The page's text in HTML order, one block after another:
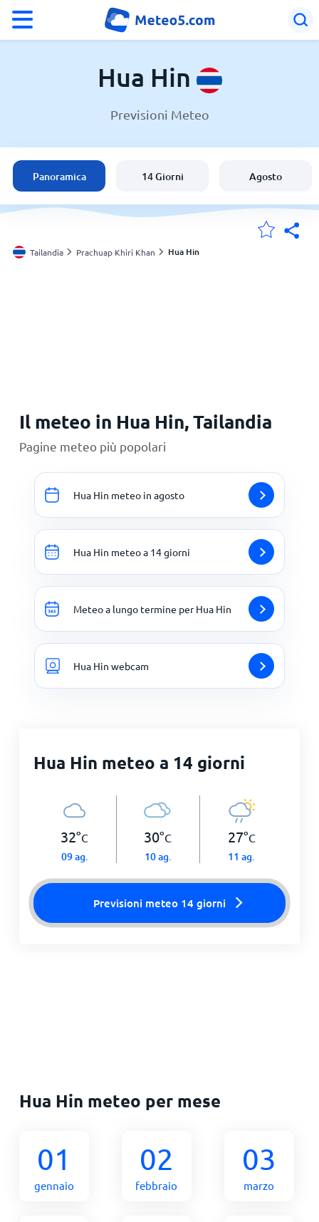
Tailandia
Italia
Svizzera
Hua Hin
Previsioni Meteo
Panoramica 14 Giorni Agosto
Tailandia Prachuap Khiri Khan Hua Hin
Il meteo in Hua Hin, Tailandia
Pagine meteo più popolari
Hua Hin meteo in agosto
Hua Hin meteo a 14 giorni
Meteo a lungo termine per Hua Hin
Hua Hin webcam
Hua Hin meteo a 14 giorni
32°C
09 ag.
30°C
10 ag.
27°C
11 ag.
Previsioni meteo 14 giorni
Hua Hin meteo per mese
01
gennaio
02
febbraio
03
marzo